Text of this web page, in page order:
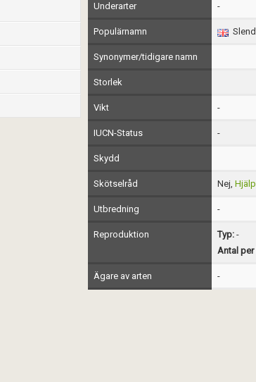
Underarter -
Populärnamn
Synonymer/tidigare namn
Storlek
Vikt -
IUCN-Status -
Skydd
Skötselråd Nej, Hjälp
Utbredning -
Reproduktion Typ:-
Antal per
Ägare av arten -